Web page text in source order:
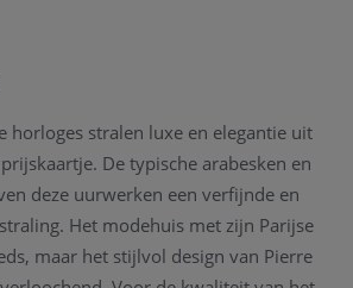
horloges stralen luxe en elegantie uit
De typische arabesken en
deze uurwerken een verfijnde en
Het modehuis met zijn Parijse
maar het stijlvol design van Pierre